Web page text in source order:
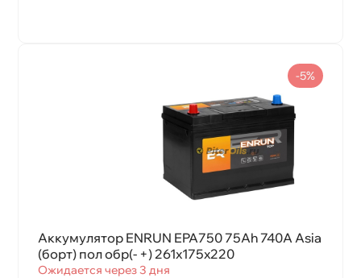
Аккумулятор ENRUN EPA750 75Ah 740A Asia
(борт) пол обр(- +) 261x175x220
Ожидается через 3 дня
-5%